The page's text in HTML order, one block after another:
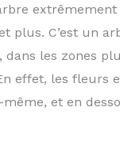
extrêmement
plus. C’est un
les zones
effet, les fleurs
et en